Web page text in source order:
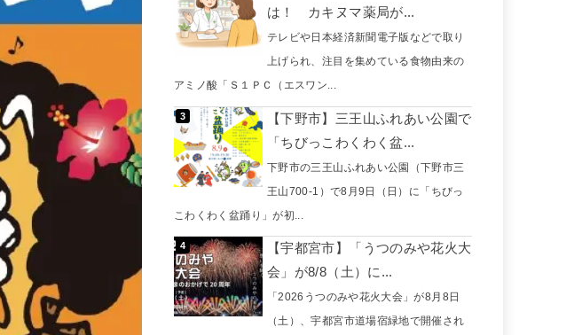
は！ カキヌマ薬局が...
テレビや日本経済新聞電子版などで取り
上げられ、注目を集めている食物由来の
アミノ酸「Ｓ１ＰＣ（エスワン...
【下野市】三王山ふれあい公園で
「ちびっこわくわく盆...
下野市の三王山ふれあい公園（下野市三
王山700-1）で8月9日（日）に「ちびっ
こわくわく盆踊り」が初...
【宇都宮市】「うつのみや花火大
会」が8/8（土）に...
「2026うつのみや花火大会」が8月8日
（土）、宇都宮市道場宿緑地で開催され